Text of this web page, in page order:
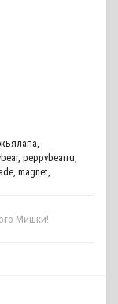
,
, peppybearru,
, magnet,